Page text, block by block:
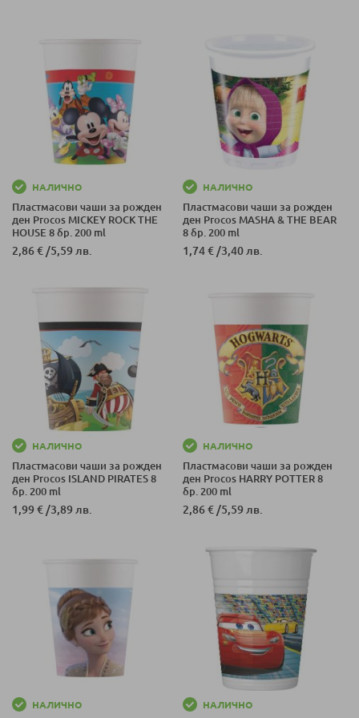
НАЛИЧНО
Пластмасови чаши за рожден
ден Procos MICKEY ROCK THE
HOUSE 8 бр. 200 ml
2,86 €/5,59 лв.
НАЛИЧНО
Пластмасови чаши за рожден
ден Procos MASHA & THE BEAR
8 бр. 200 ml
1,74 €/3,40 лв.
НАЛИЧНО
Пластмасови чаши за рожден
ден Procos ISLAND PIRATES 8
бр. 200 ml
1,99 € /3,89 лв.
НАЛИЧНО
Пластмасови чаши за рожден
ден Procos HARRY POTTER 8
бр. 200 ml
2,86 € /5,59 лв.
НАЛИЧНО НАЛИЧНО